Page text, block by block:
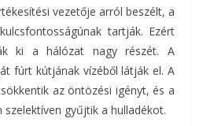
vezetője arról beszélt, a
tartják. Ezért
ki a hálózat nagy részét. A
fúrt kútjának vízéből látják el. A
az öntözési igényt, és a
szelektíven gyűjtik a hulladékot.